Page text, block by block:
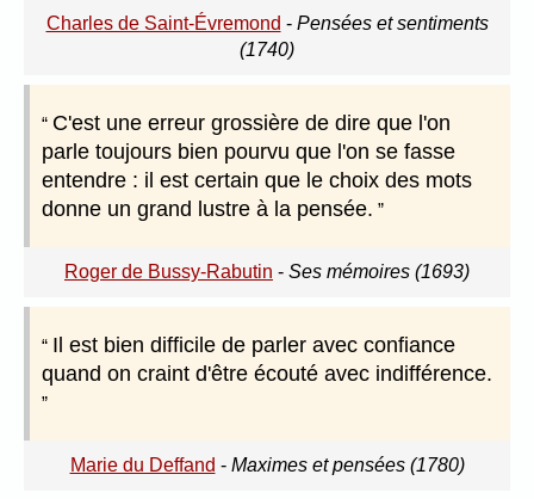
Charles de Saint-Évremond - Pensées et sentiments
(1740)
C'est une erreur grossière de dire que l'on
parle toujours bien pourvu que l'on se fasse
entendre : il est certain que le choix des mots
donne un grand lustre à la pensée.
Roger de Bussy-Rabutin - Ses mémoires (1693)
Il est bien difficile de parler avec confiance
quand on craint d'être écouté avec indifférence.
Marie du Deffand - Maximes et pensées (1780)